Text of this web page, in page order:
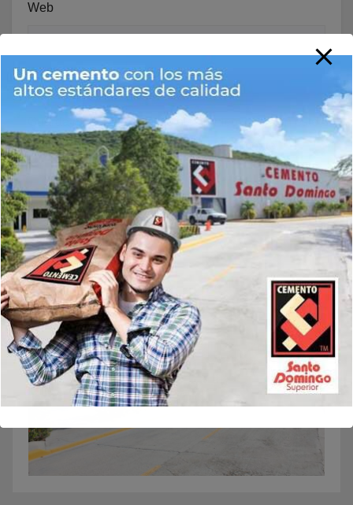
Web
Guarda mi nombre, correo electrónico y web en este
navegador para la próxima vez que comente.